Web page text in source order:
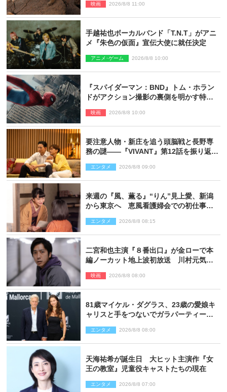
映画 2026/8/8 11:00
手越祐也ボーカルバンド「T.N.T」がアニ
メ『朱色の仮面』宣伝大使に就任決定
アニメ･ゲーム 2026/8/8 10:00
『スパイダーマン：BND』トム・ホラン
ドがアクション撮影の裏側を明かす特別
映画 2026/8/8 10:00
要注意人物・新庄を追う頭脳戦と長野専
務の謎――『VIVANT』第12話を振り返
エンタメ 2026/8/8 09:00
来週の『風、薫る』“りん”見上愛、新潟
から東京へ 恵風看護婦会での初仕事に
エンタメ 2026/8/8 08:15
二宮和也主演『８番出口』が金ローで本
編ノーカット地上波初放送 川村元気監
映画 2026/8/8 08:00
81歳マイケル・ダグラス、23歳の愛娘キ
ャリスと手をつないでガラパーティーに
エンタメ 2026/8/8 08:00
天海祐希が誕生日 大ヒット主演作『女
王の教室』児童役キャストたちの現在
エンタメ 2026/8/8 07:00